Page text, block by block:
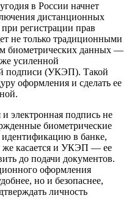
в России начнет
дистанционных
регистрации прав
не только традиционными
биометрических данных —
усиленной
подписи (УКЭП). Такой
оформления и сделать ее
электронная подпись не
биометрические
в банке,
же касается и УКЭП — ее
до подачи документов.
оформления
но и безопаснее,
личность